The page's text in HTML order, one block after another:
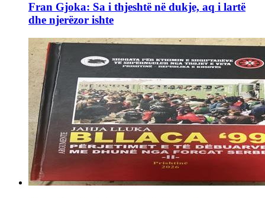
Fran Gjoka: Sa i thjeshtë në dukje, aq i lartë
dhe njerëzor ishte